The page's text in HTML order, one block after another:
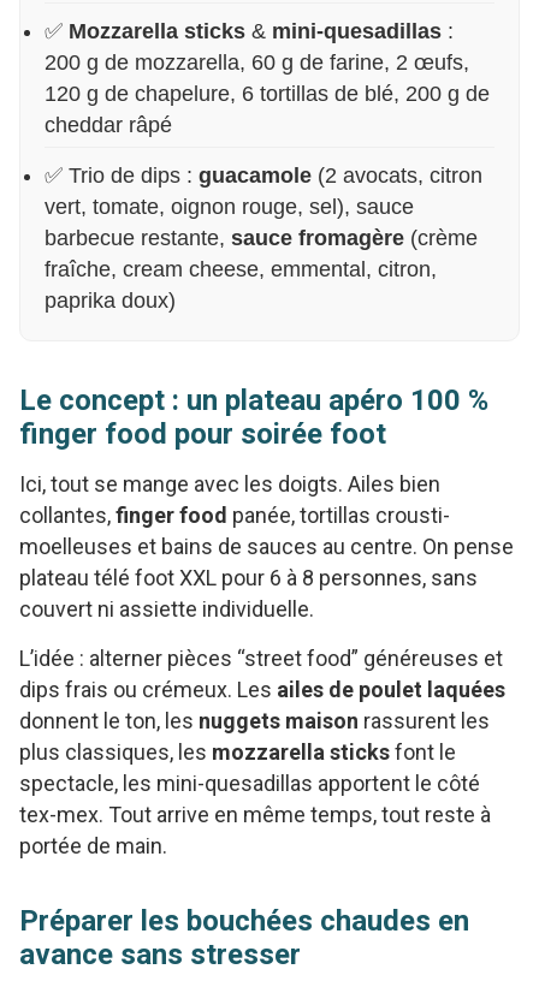
✅ Mozzarella sticks & mini-quesadillas :
200 g de mozzarella, 60 g de farine, 2 œufs,
120 g de chapelure, 6 tortillas de blé, 200 g de
cheddar râpé
✅ Trio de dips : guacamole (2 avocats, citron
vert, tomate, oignon rouge, sel), sauce
barbecue restante, sauce fromagère (crème
fraîche, cream cheese, emmental, citron,
paprika doux)
Le concept : un plateau apéro 100 %
finger food pour soirée foot
Ici, tout se mange avec les doigts. Ailes bien
collantes,finger food panée, tortillas crousti-
moelleuses et bains de sauces au centre. On pense
plateau télé foot XXL pour 6 à 8 personnes, sans
couvert ni assiette individuelle.
L’idée : alterner pièces “street food” généreuses et
dips frais ou crémeux. Les ailes de poulet laquées
donnent le ton, les nuggets maison rassurent les
plus classiques, les mozzarella sticksfont le
spectacle, les mini-quesadillas apportent le côté
tex-mex. Tout arrive en même temps, tout reste à
portée de main.
Préparer les bouchées chaudes en
avance sans stresser